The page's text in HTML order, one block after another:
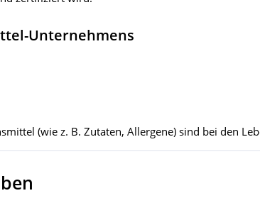
Unternehmens
(wie z. B. Zutaten, Allergene) sind bei den